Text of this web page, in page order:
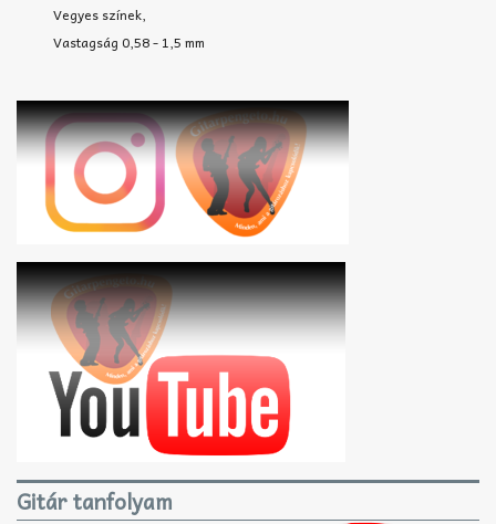
Vegyes színek,
Vastagság 0,58 - 1,5 mm
Gitár tanfolyam